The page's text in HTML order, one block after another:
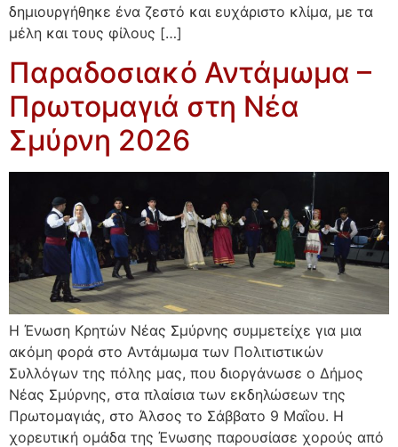
δημιουργήθηκε ένα ζεστό και ευχάριστο κλίμα, με τα
μέλη και τους φίλους […]
Παραδοσιακό Αντάμωμα –
Πρωτομαγιά στη Νέα
Σμύρνη 2026
Η Ένωση Κρητών Νέας Σμύρνης συμμετείχε για μια
ακόμη φορά στο Αντάμωμα των Πολιτιστικών
Συλλόγων της πόλης μας, που διοργάνωσε ο Δήμος
Νέας Σμύρνης, στα πλαίσια των εκδηλώσεων της
Πρωτομαγιάς, στο Άλσος το Σάββατο 9 Μαΐου. Η
χορευτική ομάδα της Ένωσης παρουσίασε χορούς από